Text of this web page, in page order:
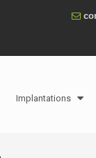
Implantations